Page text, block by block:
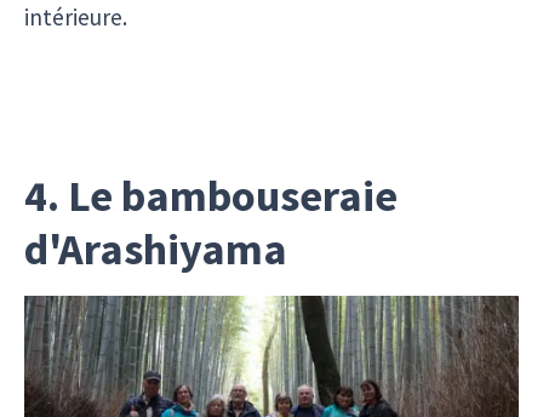
intérieure.
4. Le bambouseraie
d'Arashiyama
Laforêt de Bambous d'Arashiyamaest un
endroit féerique où des centaines de bambous
géants s'élèvent vers le ciel, créant un tunnel